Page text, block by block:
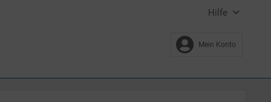
Hilfe
Mein Konto